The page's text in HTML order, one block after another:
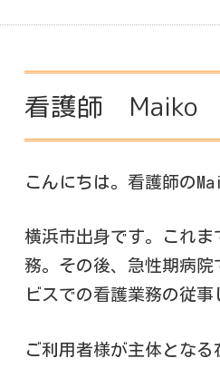
看護師 Maiko
こんにちは。看護師の
横浜市出身です。これ
務。その後、急性期病
ビスでの看護業務の従事
ご利用者様が主体とな